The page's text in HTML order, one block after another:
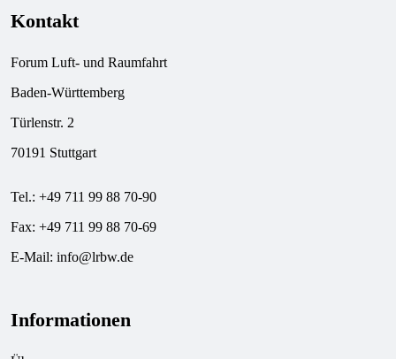
Kontakt
Forum Luft- und Raumfahrt
Baden-Württemberg
Türlenstr. 2
70191 Stuttgart
Tel.: +49 711 99 88 70-90
Fax: +49 711 99 88 70-69
E-Mail: info@lrbw.de
Informationen